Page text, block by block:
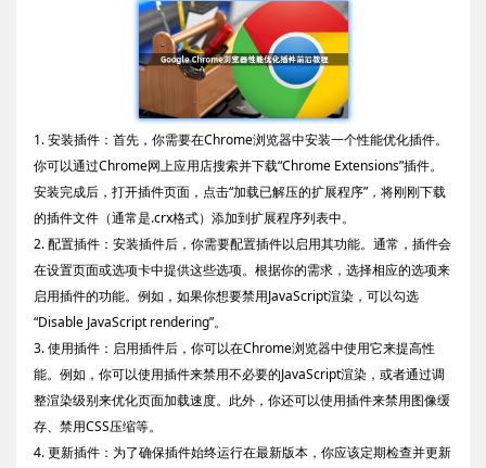
1. 安装插件：首先，你需要在Chrome浏览器中安装一个性能优化插件。
你可以通过Chrome网上应用店搜索并下载“Chrome Extensions”插件。
安装完成后，打开插件页面，点击“加载已解压的扩展程序”，将刚刚下载
的插件文件（通常是.crx格式）添加到扩展程序列表中。
2. 配置插件：安装插件后，你需要配置插件以启用其功能。通常，插件会
在设置页面或选项卡中提供这些选项。根据你的需求，选择相应的选项来
启用插件的功能。例如，如果你想要禁用JavaScript渲染，可以勾选
“Disable JavaScript rendering”。
3. 使用插件：启用插件后，你可以在Chrome浏览器中使用它来提高性
能。例如，你可以使用插件来禁用不必要的JavaScript渲染，或者通过调
整渲染级别来优化页面加载速度。此外，你还可以使用插件来禁用图像缓
存、禁用CSS压缩等。
4. 更新插件：为了确保插件始终运行在最新版本，你应该定期检查并更新